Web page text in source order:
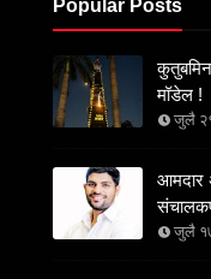
Popular Posts
मॉडेल !
जुलै
आमदार
जुलै